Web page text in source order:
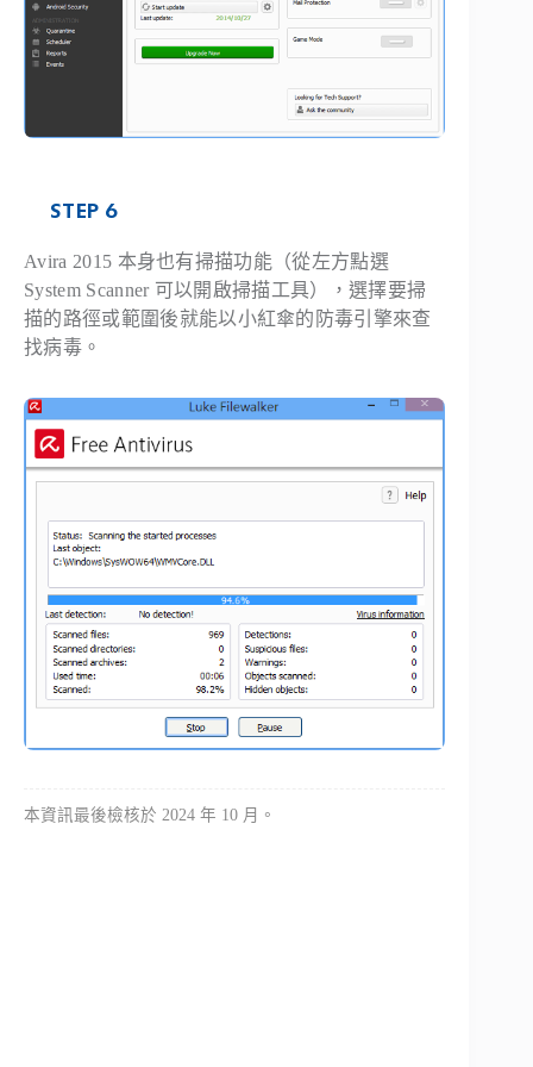
STEP 6
Avira 2015 本身也有掃描功能（從左方點選
System Scanner 可以開啟掃描工具），選擇要掃
描的路徑或範圍後就能以小紅傘的防毒引擎來查
找病毒。
本資訊最後檢核於 2024 年 10 月。